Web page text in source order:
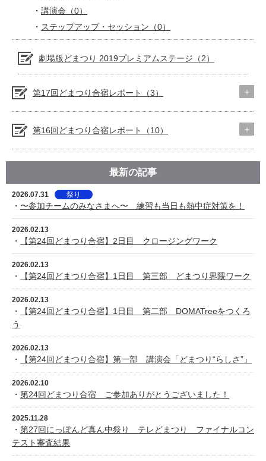
講演会（0）
ステップアップ・セッション（0）
劇場版どまつり 2019プレミアムステージ（2）
第17回どまつり合宿レポート（3）
第16回どまつり合宿レポート（10）
最新の記事
2026.07.31 祭り
・ 〜参加チームのみなさまへ〜 練習も当日も熱中症対策を！
2026.02.13
・ 【第24回どまつり合宿】2日目 クロージングワーク
2026.02.13
・ 【第24回どまつり合宿】1日目 第三部 どまつり界隈ワーク
2026.02.13
・
【第24回どまつり合宿】1日目 第二部 DOMATreeをつくろ
う
2026.02.13
・ 【第24回どまつり合宿】第一部 講演会「どまつり“らしさ”」
2026.02.10
・ 第24回どまつり合宿 ご参加ありがとうございました！
2025.11.28
・ 第27回にっぽんど真ん中祭り テレどまつり ファイナルコン
テスト審査結果